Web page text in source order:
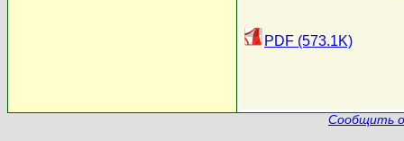
PDF (573.1K)
Сообщить о